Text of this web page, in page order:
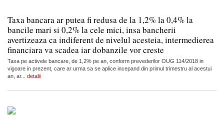
Taxa bancara ar putea fi redusa de la 1,2% la 0,4% la
bancile mari si 0,2% la cele mici, insa bancherii
avertizeaza ca indiferent de nivelul acesteia, intermedierea
financiara va scadea iar dobanzile vor creste
Taxa pe activele bancare, de 1,2% pe an, conform prevederilor OUG 114/2018 in
vigoare in prezent, care ar urma sa se aplice incepand din primul trimestru al acestui
an, ar... detalii